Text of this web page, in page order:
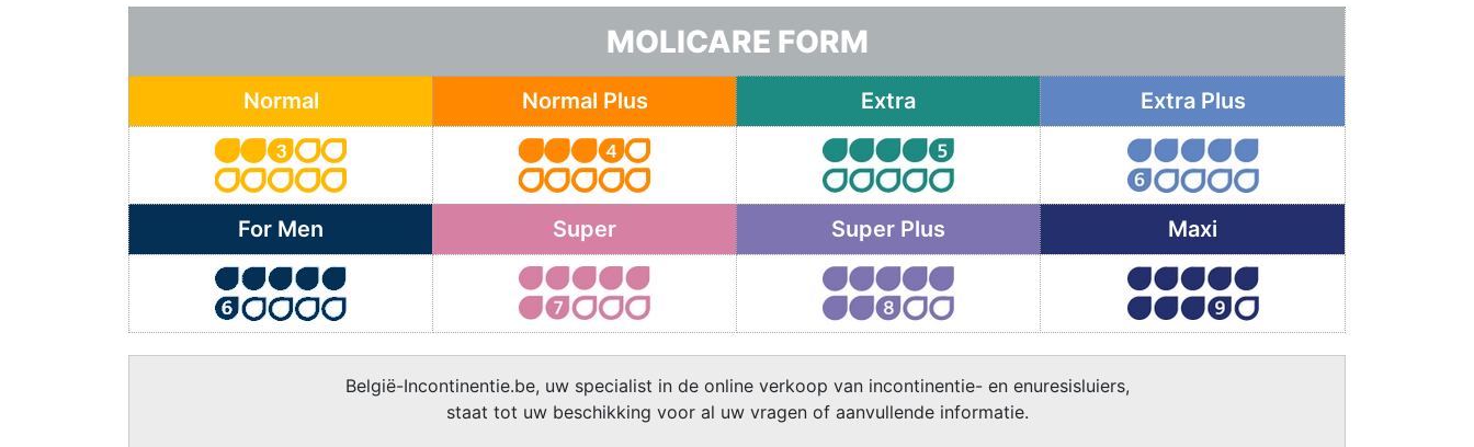
MOLICARE FORM
Normal Normal Plus Extra Extra Plus
For Men Super Super Plus Maxi
België-Incontinentie.be, uw specialist in de online verkoop van incontinentie- en enuresisluiers,
staat tot uw beschikking voor al uw vragen of aanvullende informatie.